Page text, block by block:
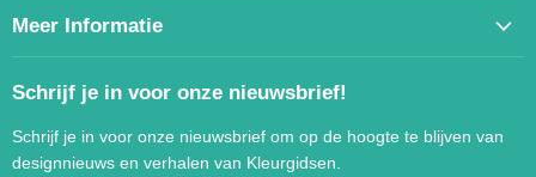
Meer Informatie
Schrijf je in voor onze nieuwsbrief!
Schrijf je in voor onze nieuwsbrief om op de hoogte te blijven van
designnieuws en verhalen van Kleurgidsen.